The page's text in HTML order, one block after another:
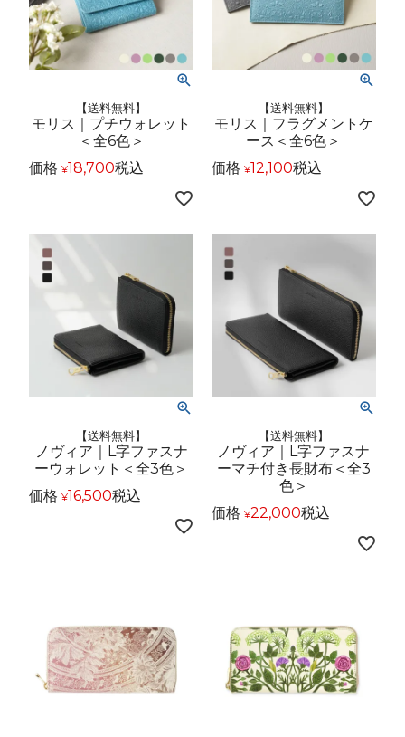
【送料無料】
モリス｜プチウォレット
＜全6色＞
価格 ¥18,700税込
【送料無料】
モリス｜フラグメントケ
ース＜全6色＞
価格 ¥12,100税込
【送料無料】
ノヴィア｜L字ファスナ
ーウォレット＜全3色＞
価格 ¥16,500税込
【送料無料】
ノヴィア｜L字ファスナ
ーマチ付き長財布＜全3
色＞
価格 ¥22,000税込